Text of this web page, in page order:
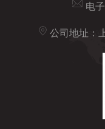
电
公司地址：